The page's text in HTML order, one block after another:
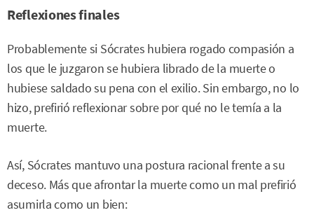
Reflexiones finales
Probablemente si Sócrates hubiera rogado compasión a
los que le juzgaron se hubiera librado de la muerte o
hubiese saldado su pena con el exilio. Sin embargo, no lo
hizo, prefirió reflexionar sobre por qué no le temía a la
muerte.
Así, Sócrates mantuvo una postura racional frente a su
deceso. Más que afrontar la muerte como un mal prefirió
asumirla como un bien: